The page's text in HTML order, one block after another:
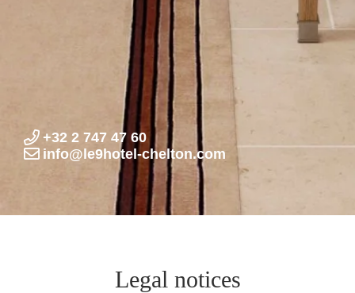
+32 2 747 47 60
info@le9hotel-chelton.com
Legal notices